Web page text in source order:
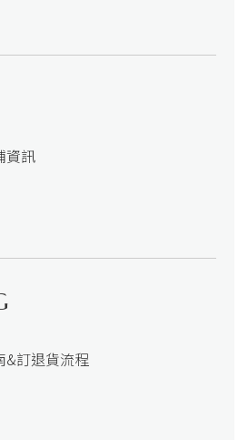
資訊
&訂退貨流程